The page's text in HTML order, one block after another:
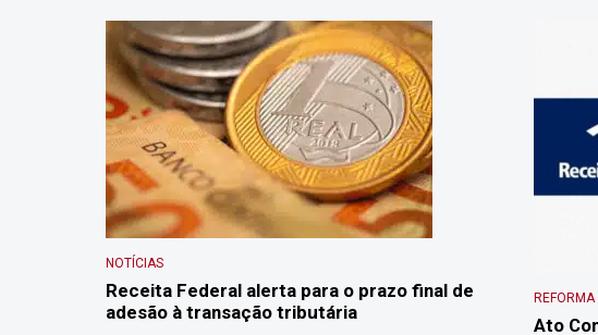
NOTÍCIAS
Receita Federal alerta para o prazo final de
adesão à transação tributária
Ato